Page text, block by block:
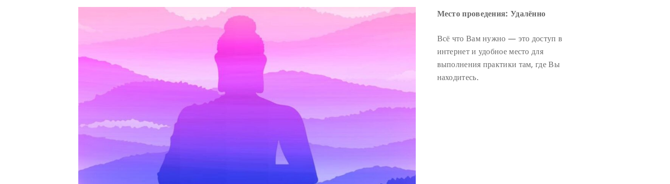
Место проведения: Удалённо
Всё что Вам нужно — это доступ в
интернет и удобное место для
выполнения практики там, где Вы
находитесь.